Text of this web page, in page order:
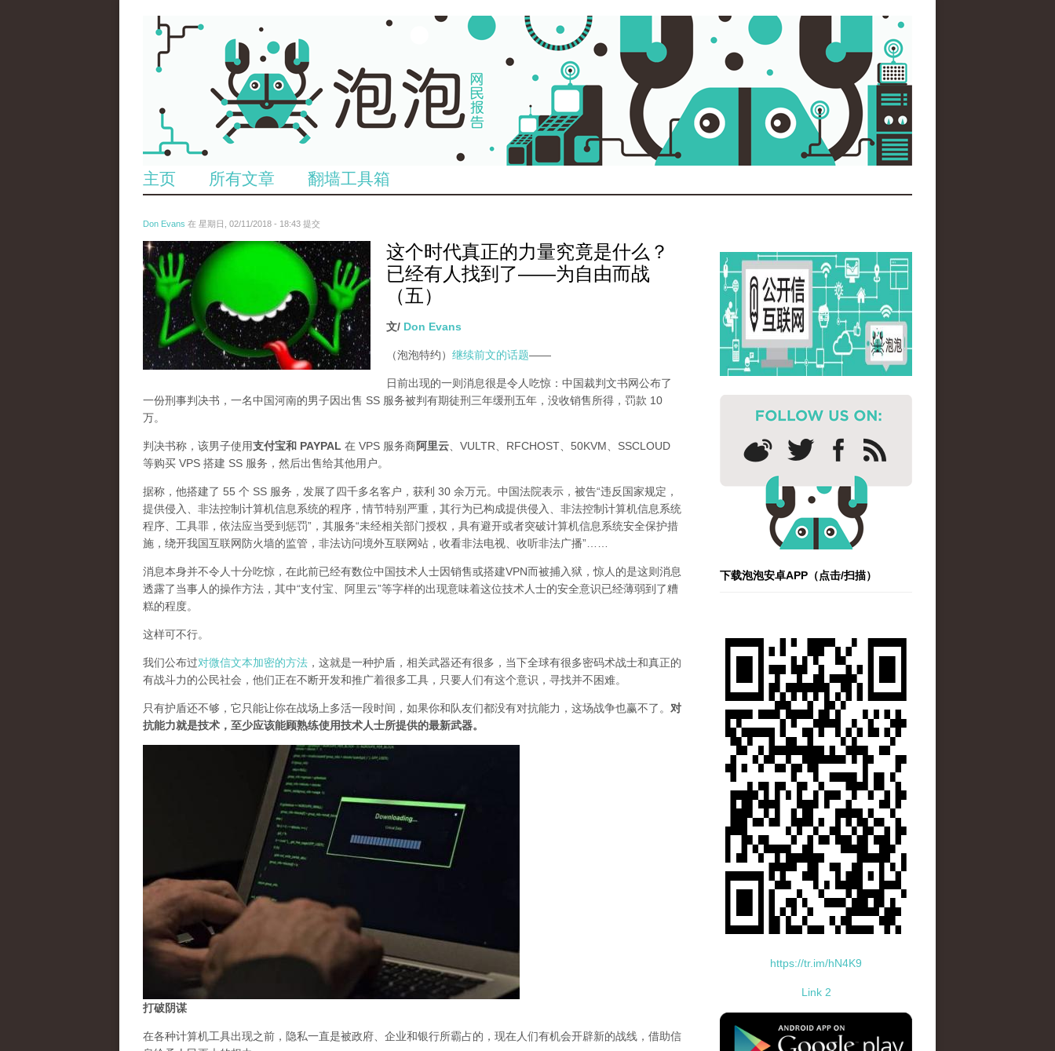
主页 所有文章 翻墙工具箱
Don Evans 在 星期日, 02/11/2018 - 18:43 提交
wechatimg1429.jpeg
这个时代真正的力量究竟是什么？
已经有人找到了——为自由而战
（五）
文/ Don Evans
（泡泡特约） 继续前文的话题——
日前出现的一则消息很是令人吃惊：中国裁判文书网公布了
一份刑事判决书，一名中国河南的男子因出售 SS 服务被判有期徒刑三年缓刑五年，没收销售所得，罚款 10
万。
判决书称，该男子使用支付宝和 PAYPAL 在 VPS 服务商阿里云 、VULTR、RFCHOST、50KVM、SSCLOUD
等购买 VPS 搭建 SS 服务，然后出售给其他用户。
据称，他搭建了 55 个 SS 服务，发展了四千多名客户，获利 30 余万元。中国法院表示，被告“违反国家规定，
提供侵入、非法控制计算机信息系统的程序，情节特别严重，其行为已构成提供侵入、非法控制计算机信息系统
程序、工具罪，依法应当受到惩罚”，其服务“未经相关部门授权，具有避开或者突破计算机信息系统安全保护措
施，绕开我国互联网防火墙的监管，非法访问境外互联网站，收看非法电视、收听非法广播”……
消息本身并不令人十分吃惊，在此前已经有数位中国技术人士因销售或搭建VPN而被捕入狱，惊人的是这则消息
透露了当事人的操作方法，其中“支付宝、阿里云”等字样的出现意味着这位技术人士的安全意识已经薄弱到了糟
糕的程度。
这样可不行。
我们公布过对微信文本加密的方法 ，这就是一种护盾，相关武器还有很多，当下全球有很多密码术战士和真正的
有战斗力的公民社会，他们正在不断开发和推广着很多工具，只要人们有这个意识，寻找并不困难。
只有护盾还不够，它只能让你在战场上多活一段时间，如果你和队友们都没有对抗能力，这场战争也赢不了。 对
抗能力就是技术，至少应该能顾熟练使用技术人士所提供的最新武器。
打破阴谋
在各种计算机工具出现之前，隐私一直是被政府、企业和银行所霸占的，现在人们有机会开辟新的战线，借助信
下载泡泡安卓APP（点击/扫描）
https://tr.im/hN4K9
Link 2
standard-icon-googleplay-app-store.png